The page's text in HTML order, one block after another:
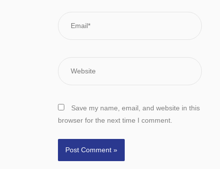
Save my name, email, and website in this
browser for the next time I comment.